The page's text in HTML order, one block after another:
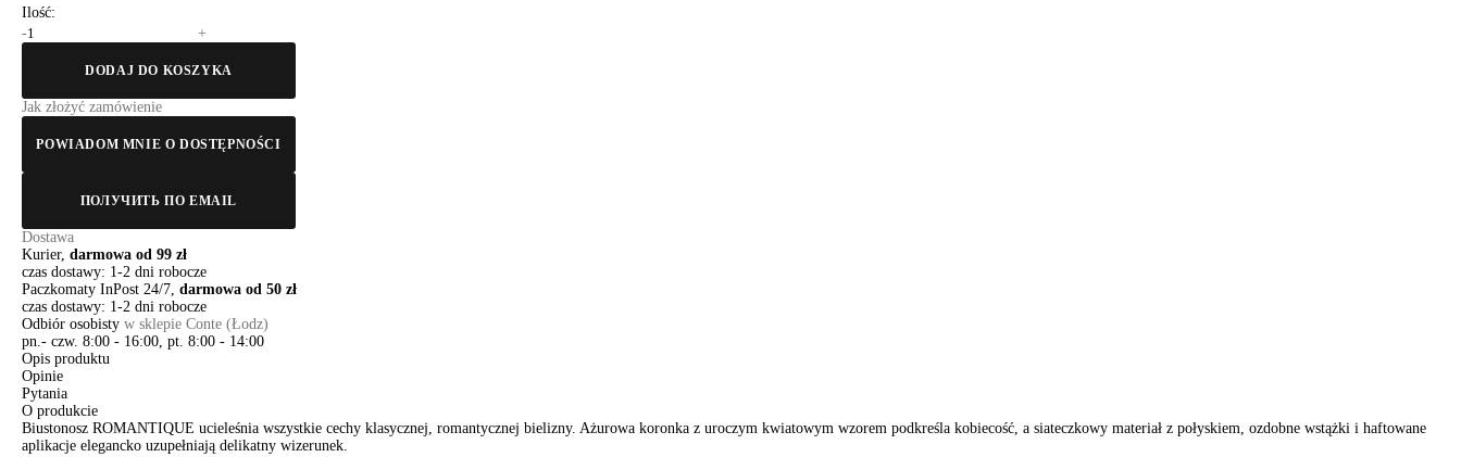
Ilość:
-
+
DODAJ DO KOSZYKA
Jak złożyć zamówienie
POWIADOM MNIE O DOSTĘPNOŚCI
ПОЛУЧИТЬ ПО EMAIL
Dostawa
Kurier, darmowa od 99 zł
czas dostawy: 1-2 dni robocze
Paczkomaty InPost 24/7, darmowa od 50 zł
czas dostawy: 1-2 dni robocze
Odbiór osobisty w sklepie Conte (Łodz)
pn.- czw. 8:00 - 16:00, pt. 8:00 - 14:00
Opis produktu
Opinie
Pytania
O produkcie
Biustonosz ROMANTIQUE ucieleśnia wszystkie cechy klasycznej, romantycznej bielizny. Ażurowa koronka z uroczym kwiatowym wzorem podkreśla kobiecość, a siateczkowy materiał z połyskiem, ozdobne wstążki i haftowane
aplikacje elegancko uzupełniają delikatny wizerunek.